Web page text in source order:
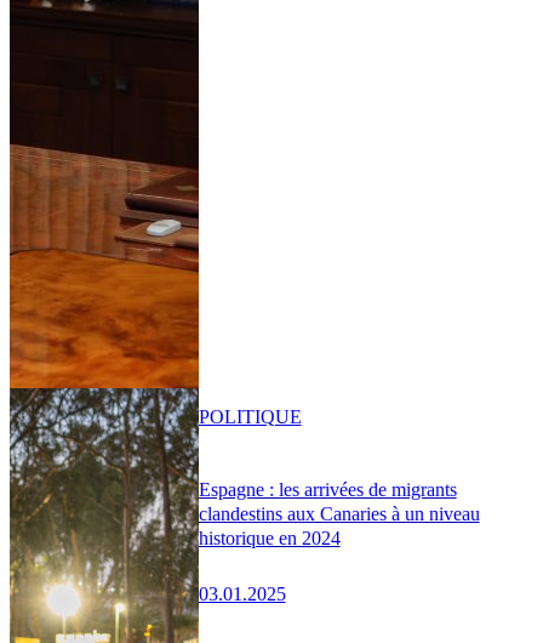
Espagne : les arrivées de migrants
clandestins aux Canaries à un niveau
historique en 2024
03.01.2025
POLITIQUE